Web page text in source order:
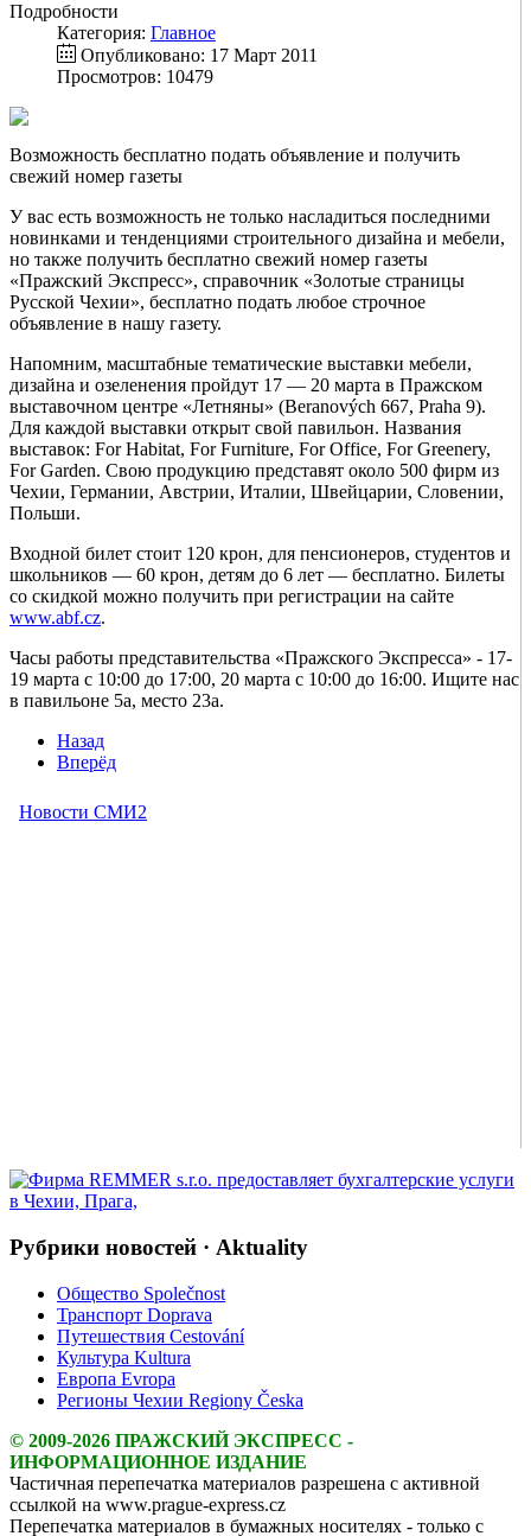
Подробности
Категория: Главное
Опубликовано: 17 Март 2011
Просмотров: 10479
Возможность бесплатно подать объявление и получить
свежий номер газеты
У вас есть возможность не только насладиться последними
новинками и тенденциями строительного дизайна и мебели,
но также получить бесплатно свежий номер газеты
«Пражский Экспресс», справочник «Золотые страницы
Русской Чехии», бесплатно подать любое строчное
объявление в нашу газету.
Напомним, масштабные тематические выставки мебели,
дизайна и озеленения пройдут 17 — 20 марта в Пражском
выставочном центре «Летняны» (Beranových 667, Praha 9).
Для каждой выставки открыт свой павильон. Названия
выставок: For Habitat, For Furniture, For Office, For Greenery,
For Garden. Свою продукцию представят около 500 фирм из
Чехии, Германии, Австрии, Италии, Швейцарии, Словении,
Польши.
Входной билет стоит 120 крон, для пенсионеров, студентов и
школьников — 60 крон, детям до 6 лет — бесплатно. Билеты
со скидкой можно получить при регистрации на сайте
www.abf.cz.
Часы работы представительства «Пражского Экспресса» - 17-
19 марта с 10:00 до 17:00, 20 марта с 10:00 до 16:00. Ищите нас
в павильоне 5а, место 23а.
Назад
Вперёд
Рубрики новостей · Aktuality
Общество Společnost
Транспорт Doprava
Путешествия Cestování
Культура Kultura
Европа Evropa
Регионы Чехии Regiony Česka
© 2009-2026 ПРАЖСКИЙ ЭКСПРЕСС -
ИНФОРМАЦИОННОЕ ИЗДАНИЕ
Частичная перепечатка материалов разрешена с активной
ссылкой на www.prague-express.cz
Перепечатка материалов в бумажных носителях - только с